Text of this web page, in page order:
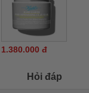
1.380.000 đ
Hỏi đáp